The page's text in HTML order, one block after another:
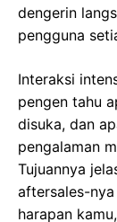
dengerin
pengguna
Interaksi
pengen tahu
disuka, dan
pengalaman
Tujuannya
aftersales-
harapan